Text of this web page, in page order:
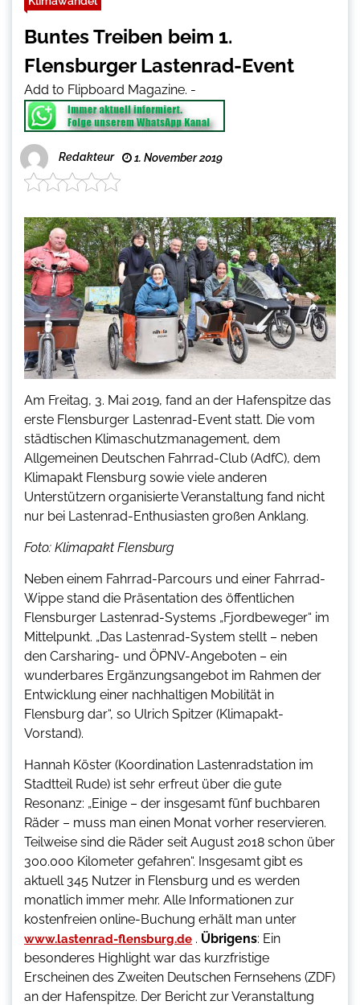
Buntes Treiben beim 1.
Flensburger Lastenrad-Event
Add to Flipboard Magazine. -
Redakteur 1. November 2019
Am Freitag, 3. Mai 2019, fand an der Hafenspitze das
erste Flensburger Lastenrad-Event statt. Die vom
städtischen Klimaschutzmanagement, dem
Allgemeinen Deutschen Fahrrad-Club (AdfC), dem
Klimapakt Flensburg sowie viele anderen
Unterstützern organisierte Veranstaltung fand nicht
nur bei Lastenrad-Enthusiasten großen Anklang.
Foto: Klimapakt Flensburg
Neben einem Fahrrad-Parcours und einer Fahrrad-
Wippe stand die Präsentation des öffentlichen
Flensburger Lastenrad-Systems „Fjordbeweger“ im
Mittelpunkt. „Das Lastenrad-System stellt – neben
den Carsharing- und ÖPNV-Angeboten – ein
wunderbares Ergänzungsangebot im Rahmen der
Entwicklung einer nachhaltigen Mobilität in
Flensburg dar“, so Ulrich Spitzer (Klimapakt-
Vorstand).
Hannah Köster (Koordination Lastenradstation im
Stadtteil Rude) ist sehr erfreut über die gute
Resonanz: „Einige – der insgesamt fünf buchbaren
Räder – muss man einen Monat vorher reservieren.
Teilweise sind die Räder seit August 2018 schon über
300.000 Kilometer gefahren“. Insgesamt gibt es
aktuell 345 Nutzer in Flensburg und es werden
monatlich immer mehr. Alle Informationen zur
kostenfreien online-Buchung erhält man unter
www.lastenrad-flensburg.de . Übrigens: Ein
besonderes Highlight war das kurzfristige
Erscheinen des Zweiten Deutschen Fernsehens (ZDF)
an der Hafenspitze. Der Bericht zur Veranstaltung